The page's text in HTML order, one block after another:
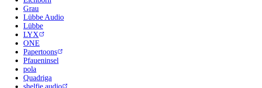
Grau
Lübbe Audio
Lübbe
LYX
ONE
Papertoons
Pfaueninsel
pola
Quadriga
shelfie.audio